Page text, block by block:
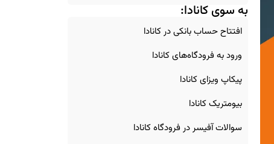
به سوی کانادا:
افتتاح حساب بانکی در کانادا
ورود به فرودگاه‌های کانادا
پیکاپ ویزای کانادا
بیومتریک کانادا
سوالات آفیسر در فرودگاه کانادا